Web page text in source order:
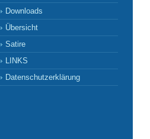
Downloads
Übersicht
Satire
LINKS
Datenschutzerklärung